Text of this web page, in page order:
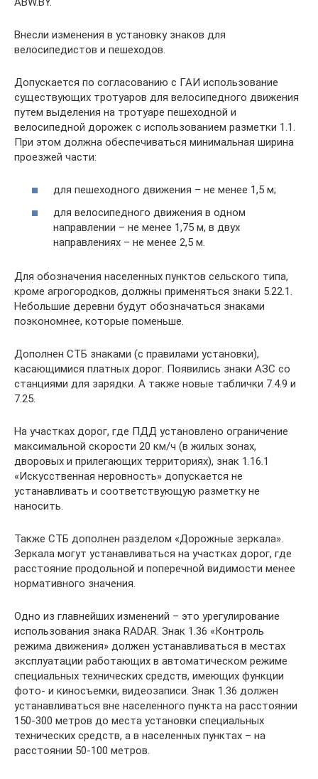
Внесли изменения в установку знаков для
велосипедистов и пешеходов.
Допускается по согласованию с ГАИ использование
существующих тротуаров для велосипедного движения
путем выделения на тротуаре пешеходной и
велосипедной дорожек с использованием разметки 1.1.
При этом должна обеспечиваться минимальная ширина
проезжей части:
для пешеходного движения – не менее 1,5 м;
для велосипедного движения в одном
направлении – не менее 1,75 м, в двух
направлениях – не менее 2,5 м.
Для обозначения населенных пунктов сельского типа,
кроме агрогородков, должны применяться знаки 5.22.1.
Небольшие деревни будут обозначаться знаками
поэкономнее, которые поменьше.
Дополнен СТБ знаками (с правилами установки),
касающимися платных дорог. Появились знаки АЗС со
станциями для зарядки. А также новые таблички 7.4.9 и
7.25.
На участках дорог, где ПДД установлено ограничение
максимальной скорости 20 км/ч (в жилых зонах,
дворовых и прилегающих территориях), знак 1.16.1
«Искусственная неровность» допускается не
устанавливать и соответствующую разметку не
наносить.
Также СТБ дополнен разделом «Дорожные зеркала».
Зеркала могут устанавливаться на участках дорог, где
расстояние продольной и поперечной видимости менее
нормативного значения.
Одно из главнейших изменений – это урегулирование
использования знака RADAR. Знак 1.36 «Контроль
режима движения» должен устанавливаться в местах
эксплуатации работающих в автоматическом режиме
специальных технических средств, имеющих функции
фото- и киносъемки, видеозаписи. Знак 1.36 должен
устанавливаться вне населенного пункта на расстоянии
150-300 метров до места установки специальных
технических средств, а в населенных пунктах – на
расстоянии 50-100 метров.